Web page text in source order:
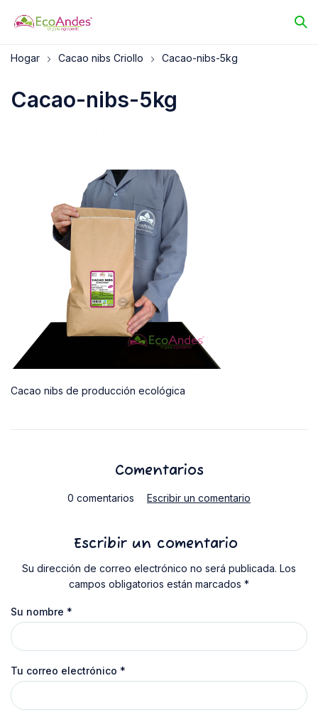
Hogar Cacao nibs Criollo Cacao-nibs-5kg
Cacao-nibs-5kg
Cacao nibs de producción ecológica
Comentarios
0 comentarios Escribir un comentario
Escribir un comentario
Su dirección de correo electrónico no será publicada. Los
campos obligatorios están marcados *
Su nombre *
Tu correo electrónico *